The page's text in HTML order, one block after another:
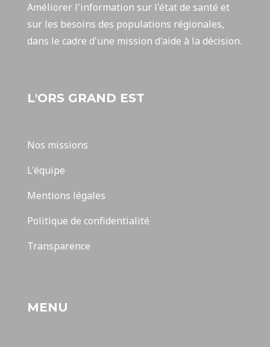
Améliorer l'information sur l'état de santé et
sur les besoins des populations régionales,
dans le cadre d'une mission d'aide à la décision.
L'ORS GRAND EST
Nos missions
L'équipe
Mentions légales
Politique de confidentialité
Transparence
MENU